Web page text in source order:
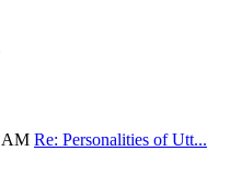
AM Re: Personalities of Utt...